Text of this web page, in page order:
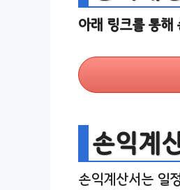
아래 링크를 통해
손익계
손익계산서는 일